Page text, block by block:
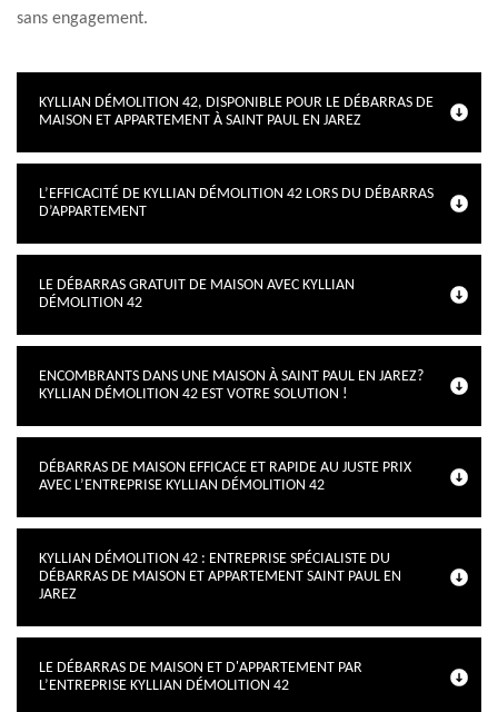
sans engagement.
KYLLIAN DÉMOLITION 42, DISPONIBLE POUR LE DÉBARRAS DE
MAISON ET APPARTEMENT À SAINT PAUL EN JAREZ
L’EFFICACITÉ DE KYLLIAN DÉMOLITION 42 LORS DU DÉBARRAS
D’APPARTEMENT
LE DÉBARRAS GRATUIT DE MAISON AVEC KYLLIAN
DÉMOLITION 42
ENCOMBRANTS DANS UNE MAISON À SAINT PAUL EN JAREZ?
KYLLIAN DÉMOLITION 42 EST VOTRE SOLUTION !
DÉBARRAS DE MAISON EFFICACE ET RAPIDE AU JUSTE PRIX
AVEC L’ENTREPRISE KYLLIAN DÉMOLITION 42
KYLLIAN DÉMOLITION 42 : ENTREPRISE SPÉCIALISTE DU
DÉBARRAS DE MAISON ET APPARTEMENT SAINT PAUL EN
JAREZ
LE DÉBARRAS DE MAISON ET D'APPARTEMENT PAR
L’ENTREPRISE KYLLIAN DÉMOLITION 42